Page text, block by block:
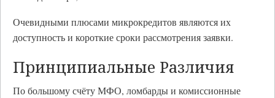
Очевидными плюсами микрокредитов являются их
доступность и короткие сроки рассмотрения заявки.
Принципиальные Различия
По большому счёту МФО, ломбарды и комиссионные